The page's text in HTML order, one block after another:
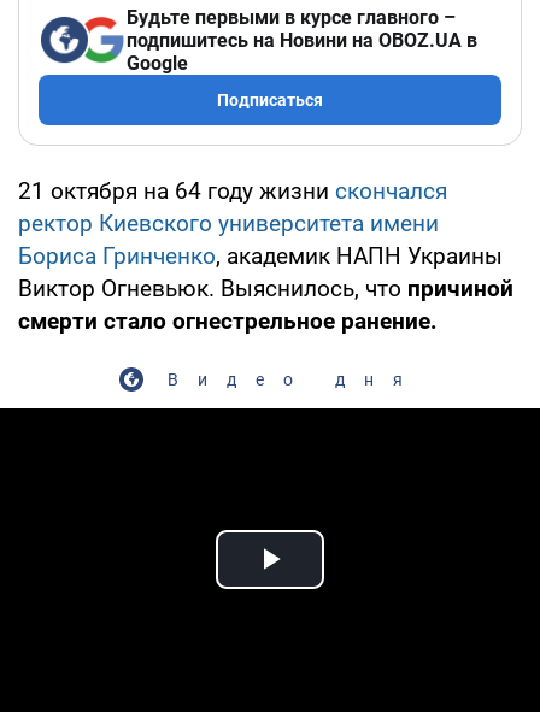
Будьте первыми в курсе главного –
подпишитесь на Новини на OBOZ.UA в
Google
Подписаться
21 октября на 64 году жизни скончался
ректор Киевского университета имени
Бориса Гринченко, академик НАПН Украины
Виктор Огневьюк. Выяснилось, что причиной
смерти стало огнестрельное ранение.
Видео дня
Play Video